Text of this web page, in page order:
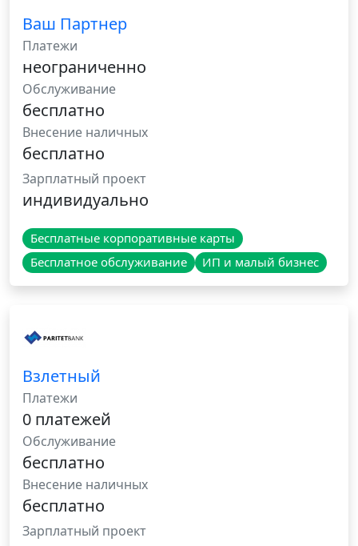
Ваш Партнер
Платежи
неограниченно
Обслуживание
бесплатно
Внесение наличных
бесплатно
Зарплатный проект
индивидуально
Бесплатные корпоративные карты
Бесплатное обслуживание
ИП и малый бизнес
Взлетный
Платежи
0 платежей
Обслуживание
бесплатно
Внесение наличных
бесплатно
Зарплатный проект